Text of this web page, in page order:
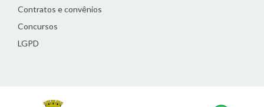
Contratos e convênios
Concursos
LGPD